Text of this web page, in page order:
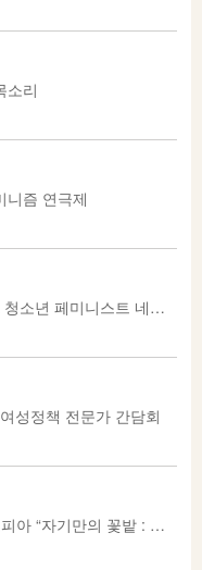
소리
니즘 연극제
[여성신문보도] 두잉 사회적협동조합 & 청소년 페미니스트 네트워크 위티
성정책 전문가 간담회
(2020 성평등) 여성주의 사진그룹 유토피아 “자기만의 꽃밭 : 지방 노년 여성, 여성 청소년 사진 프로젝트”